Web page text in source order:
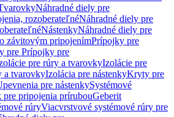
Náhradné diely pre
rozoberateľnéNáhradné diely pre
NástenkyNáhradné diely pre
závitovým pripojenímPrípojky pre
pre Prípojky pre
pre rúry a tvarovkyIzolácie pre
a tvarovkyIzolácia pre nástenkyKryty pre
pre nástenkySystémové
pre pripojenia prírubouGeberit
rúryViacvrstvové systémové rúry pre